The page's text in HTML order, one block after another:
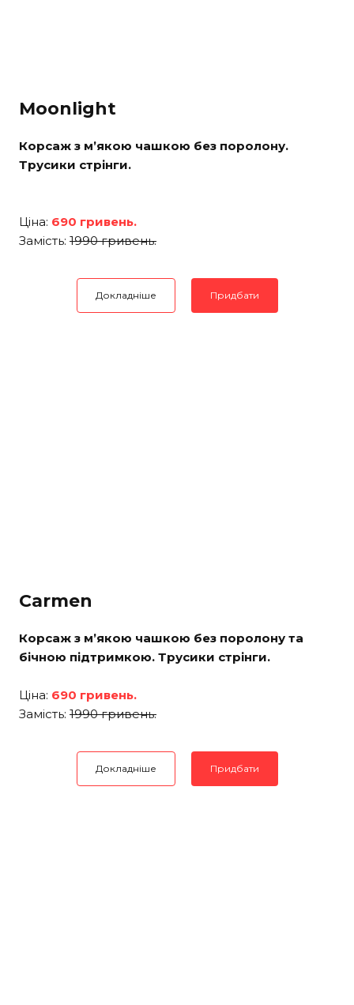
Moonlight
Корсаж з м’якою чашкою без поролону.
Трусики стрінги.
Ціна: 690 гривень.
Замість: 1990 гривень.
Докладніше Придбати
Carmen
Корсаж з м’якою чашкою без поролону та
бічною підтримкою. Трусики стрінги.
Ціна: 690 гривень.
Замість: 1990 гривень.
Докладніше Придбати